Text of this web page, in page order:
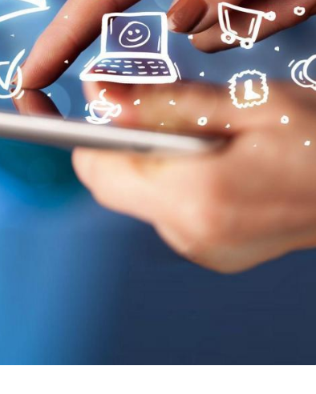
AI per Aziende:
opportunità alla
con l’AI Generativa